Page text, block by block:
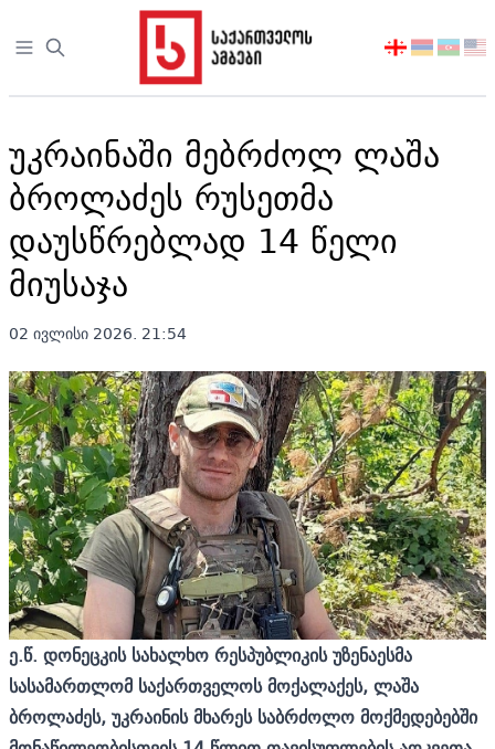
Open sidebar
აირჩიეთ
უკრაინაში მებრძოლ ლაშა
ბროლაძეს რუსეთმა
დაუსწრებლად 14 წელი
მიუსაჯა
02 ივლისი 2026. 21:54
ე.წ. დონეცკის სახალხო რესპუბლიკის უზენაესმა
სასამართლომ საქართველოს მოქალაქეს, ლაშა
ბროლაძეს, უკრაინის მხარეს საბრძოლო მოქმედებებში